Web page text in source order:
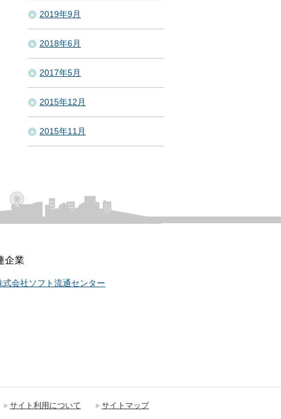
2019年9月
2018年6月
2017年5月
2015年12月
2015年11月
企業
式会社ソフト流通センター
サイト利用について サイトマップ